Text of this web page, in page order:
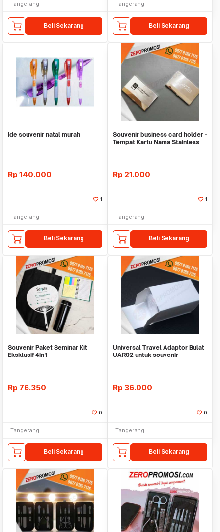
Tangerang
Beli Sekarang
Tangerang
Beli Sekarang
Ide souvenir natal murah
Rp 140.000
1
Tangerang
Beli Sekarang
Souvenir business card holder -
Tempat Kartu Nama Stainless
Rp 21.000
1
Tangerang
Beli Sekarang
Souvenir Paket Seminar Kit
Eksklusif 4in1
Rp 76.350
0
Tangerang
Beli Sekarang
Universal Travel Adaptor Bulat
UAR02 untuk souvenir
Rp 36.000
0
Tangerang
Beli Sekarang